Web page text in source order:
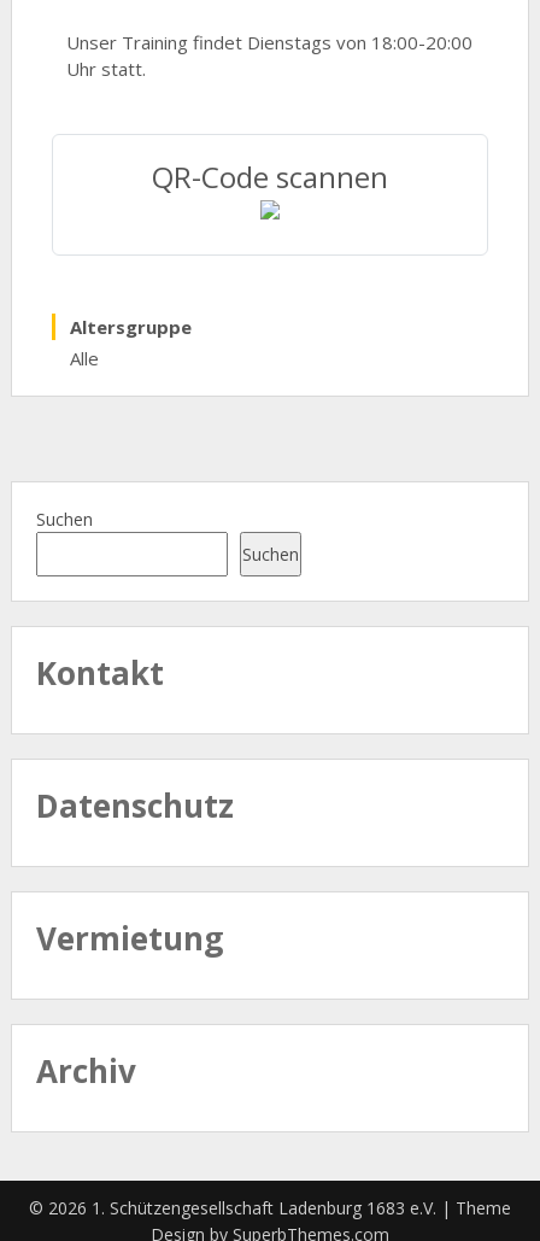
Unser Training findet Dienstags von 18:00-20:00
Uhr statt.
QR-Code scannen
Altersgruppe
Alle
Suchen
Suchen
Kontakt
Datenschutz
Vermietung
Archiv
© 2026 1. Schützengesellschaft Ladenburg 1683 e.V. | Theme
Design by SuperbThemes.com